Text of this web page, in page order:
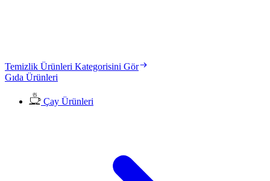
Temizlik Ürünleri Kategorisini Gör
Gıda Ürünleri
Çay Ürünleri